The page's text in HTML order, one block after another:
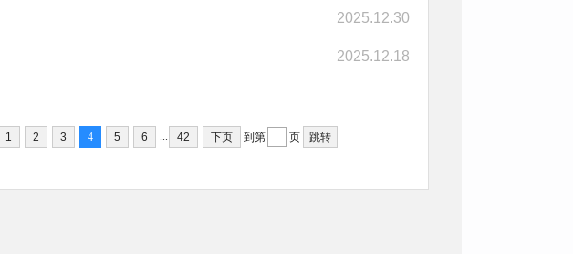
2025.12.30
2025.12.18
1 2 3 4 5 6 42 下页 到第 页 跳转